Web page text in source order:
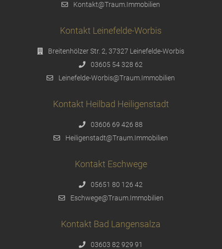
Kontakt@Traum.Immobilien
Kontakt Leinefelde-Worbis
Breitenhölzer Str. 2, 37327 Leinefelde-Worbis
03605 54 328 62
Leinefelde-Worbis@Traum.Immobilien
Kontakt Heilbad Heiligenstadt
03606 69 426 88
Heiligenstadt@Traum.Immobilien
Kontakt Eschwege
05651 80 126 42
Eschwege@Traum.Immobilien
Kontakt Bad Langensalza
03603 82 929 91